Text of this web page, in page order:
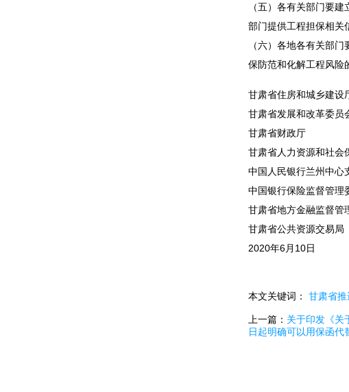
（五）各有关部门要
部门提供工程担保相关
（六）各地各有关部
保防范和化解工程风险
甘肃省住房和城乡建设
甘肃省发展和改革委员
甘肃省财政厅
甘肃省人力资源和社会
中国人民银行兰州中心
中国银行保险监督管理
甘肃省地方金融监督管
甘肃省公共资源交易局
2020年6月10日
本文关键词： 甘肃省
上一篇： 关于印发《关
日起明确可以用保函代